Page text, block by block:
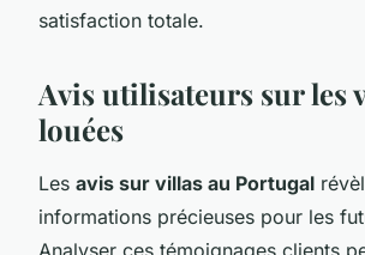
satisfaction totale.
Avis utilisateurs sur les
louées
Les avis sur villas au Portugal
informations précieuses pour les
Analyser ces témoignages clients